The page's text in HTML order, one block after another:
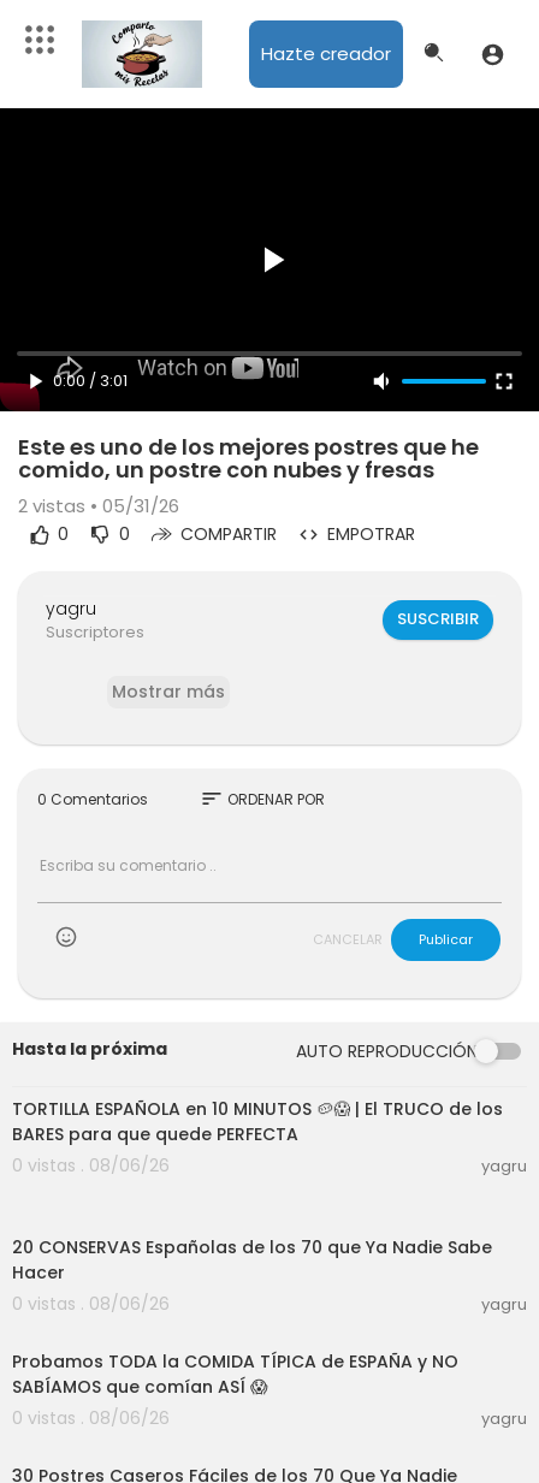
Hazte creador
0:00 /3:01
Este es uno de los mejores postres que he
comido, un postre con nubes y fresas
2vistas • 05/31/26
0 0 COMPARTIR EMPOTRAR
yagru
Suscriptores
SUSCRIBIR
Mostrar más
0 Comentarios sort ORDENAR POR
CANCELAR Publicar
Hasta la próxima AUTO REPRODUCCIÓN
08:24
TORTILLA ESPAÑOLA en 10 MINUTOS 🥔😱 | El TRUCO de los
BARES para que quede PERFECTA
0 vistas . 08/06/26
yagru
20 CONSERVAS Españolas de los 70 que Ya Nadie Sabe
Hacer
0 vistas . 08/06/26
yagru
Probamos TODA la COMIDA TÍPICA de ESPAÑA y NO
SABÍAMOS que comían ASÍ 😱
0 vistas . 08/06/26
yagru
30 Postres Caseros Fáciles de los 70 Que Ya Nadie